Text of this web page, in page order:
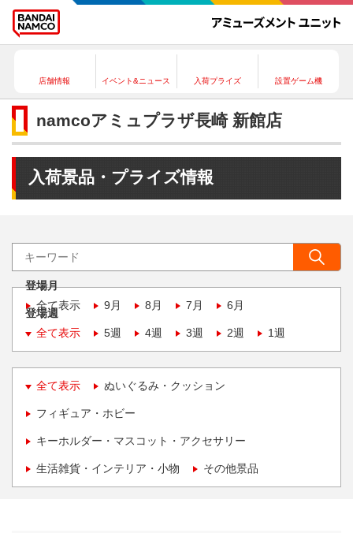
店舗情報 イベント&ニュース 入荷プライズ 設置ゲーム機
namcoアミュプラザ長崎 新館店
入荷景品・プライズ情報
登場月
全て表示
9月 8月 7月 6月
登場週
全て表示
5週 4週 3週 2週 1週
全て表示 ぬいぐるみ・クッション
フィギュア・ホビー
キーホルダー・マスコット・アクセサリー
生活雑貨・インテリア・小物 その他景品